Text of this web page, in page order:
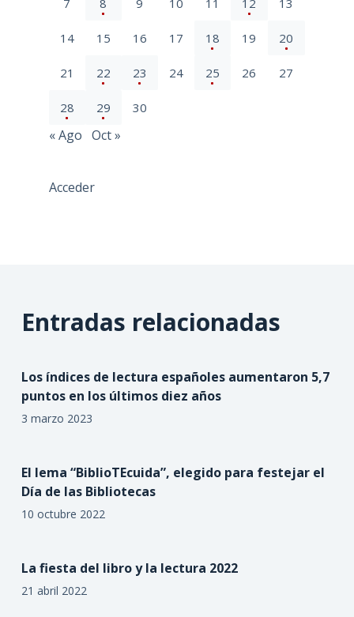
14 15 16 17 18 19 20
21 22 23 24 25 26 27
28 29 30
« Ago Oct »
Acceder
Entradas relacionadas
Los índices de lectura españoles aumentaron 5,7
puntos en los últimos diez años
3 marzo 2023
El lema “BiblioTEcuida”, elegido para festejar el
Día de las Bibliotecas
10 octubre 2022
La fiesta del libro y la lectura 2022
21 abril 2022